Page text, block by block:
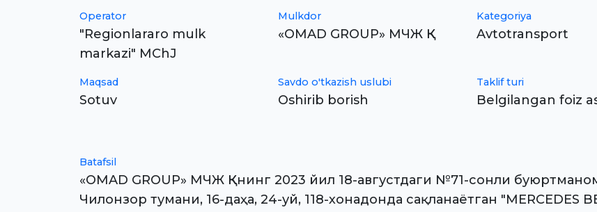
Operator
"Regionlararo mulk
markazi" MChJ
Mulkdor
«OMAD GROUP» МЧЖ ҚК
Kategoriya
Avtotransport
Maqsad
Sotuv
Savdo o'tkazish uslubi
Oshirib borish
Taklif turi
Belgilangan foiz
Batafsil
«OMAD GROUP» МЧЖ ҚКнинг 2023 йил 18-августдаги №71-сонли
Чилонзор тумани, 16-даҳа, 24-уй, 118-хонадонда сақланаётган "MERCEDES